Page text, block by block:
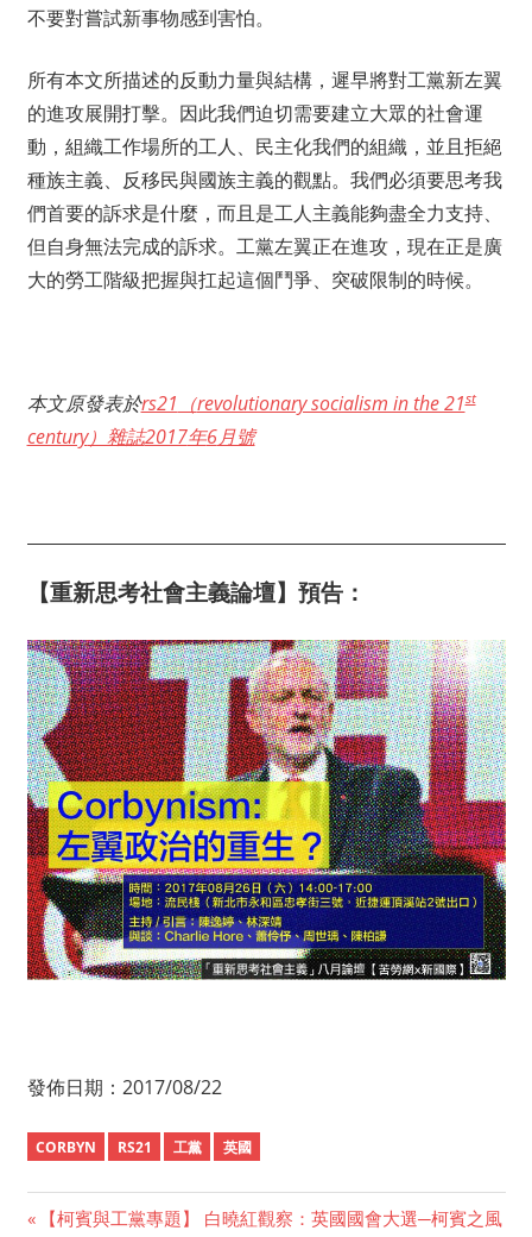
不要對嘗試新事物感到害怕。
所有本文所描述的反動力量與結構，遲早將對工黨新左翼
的進攻展開打擊。因此我們迫切需要建立大眾的社會運
動，組織工作場所的工人、民主化我們的組織，並且拒絕
種族主義、反移民與國族主義的觀點。我們必須要思考我
們首要的訴求是什麼，而且是工人主義能夠盡全力支持、
但自身無法完成的訴求。工黨左翼正在進攻，現在正是廣
大的勞工階級把握與扛起這個鬥爭、突破限制的時候。
本文原發表於rs21 （revolutionary socialism in the 21st
century）雜誌2017年6月號
【重新思考社會主義論壇】預告：
發佈日期：2017/08/22
CORBYN RS21 工黨 英國
Previous
【柯賓與工黨專題】 白曉紅觀察：英國國會大選─柯賓之風